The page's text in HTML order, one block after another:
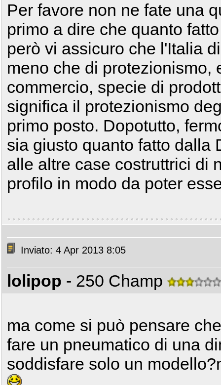
Per favore non ne fate una
primo a dire che quanto
però vi assicuro che l'Italia
meno che di protezionismo,
commercio, specie di
significa il protezionismo
primo posto. Dopotutto,
sia giusto quanto fatto dalla
alle altre case costruttrici di
profilo in modo da poter
Inviato: 4 Apr 2013 8:05
lolipop - 250 Champ
ma come si può pensare
fare un pneumatico di una
soddisfare solo un